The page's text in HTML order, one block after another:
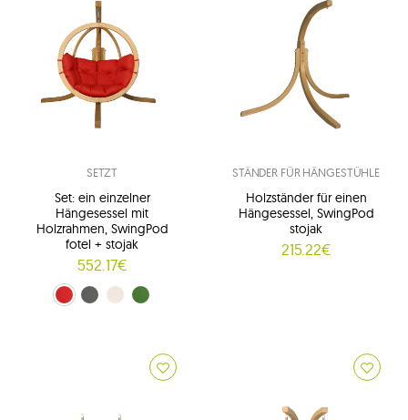
SETZT
Set: ein einzelner
Hängesessel mit
Holzrahmen, SwingPod
fotel + stojak
552.17€
Rot (01)
grafitgrau (02)
Creme (03)Grün (04)
STÄNDER FÜR HÄNGESTÜHLE
Holzständer für einen
Hängesessel, SwingPod
stojak
215.22€